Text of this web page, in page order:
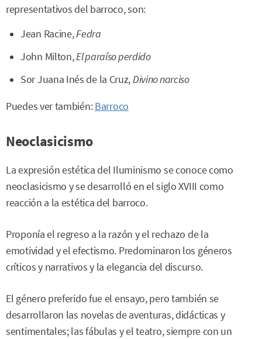
representativos del barroco, son:
Jean Racine,Fedra
John Milton,El paraíso perdido
Sor Juana Inés de la Cruz,Divino narciso
Puedes ver también:Barroco
Neoclasicismo
La expresión estética del Iluminismo se conoce como
neoclasicismo y se desarrolló en el siglo XVIII como
reacción a la estética del barroco.
Proponía el regreso a la razón y el rechazo de la
emotividad y el efectismo. Predominaron los géneros
críticos y narrativos y la elegancia del discurso.
El género preferido fue el ensayo, pero también se
desarrollaron las novelas de aventuras, didácticas y
sentimentales; las fábulas y el teatro, siempre con un